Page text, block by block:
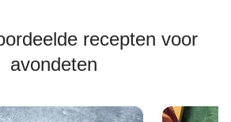
recepten voor
avondeten